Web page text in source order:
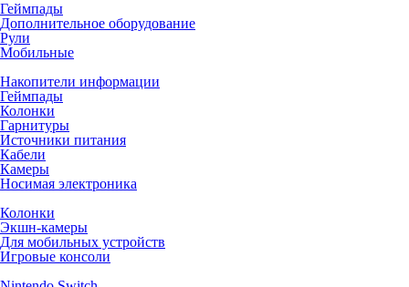
Геймпады
Дополнительное оборудование
Рули
Мобильные
Накопители информации
Геймпады
Колонки
Гарнитуры
Источники питания
Кабели
Камеры
Носимая электроника
Колонки
Экшн-камеры
Для мобильных устройств
Игровые консоли